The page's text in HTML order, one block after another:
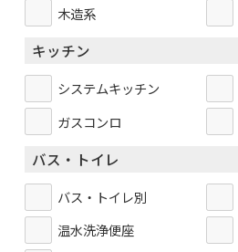
木造系
キッチン
システムキッチン
ガスコンロ
バス・トイレ
バス・トイレ別
温水洗浄便座